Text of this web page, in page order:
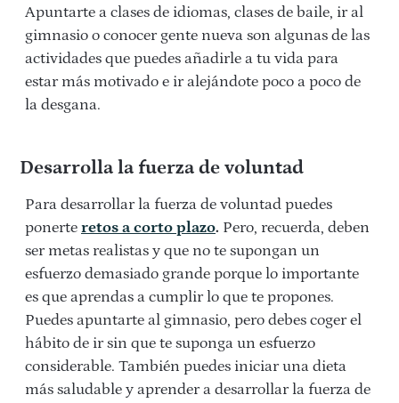
Apuntarte a clases de idiomas, clases de baile, ir al
gimnasio o conocer gente nueva son algunas de las
actividades que puedes añadirle a tu vida para
estar más motivado e ir alejándote poco a poco de
la desgana.
Desarrolla la fuerza de voluntad
Para desarrollar la fuerza de voluntad puedes
ponerte retos a corto plazo. Pero, recuerda, deben
ser metas realistas y que no te supongan un
esfuerzo demasiado grande porque lo importante
es que aprendas a cumplir lo que te propones.
Puedes apuntarte al gimnasio, pero debes coger el
hábito de ir sin que te suponga un esfuerzo
considerable. También puedes iniciar una dieta
más saludable y aprender a desarrollar la fuerza de